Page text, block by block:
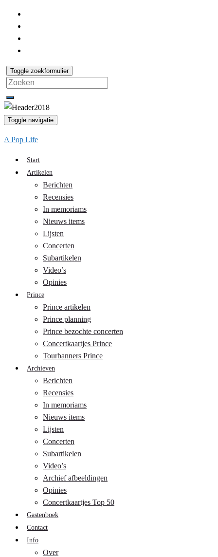
Toggle zoekformulier
Search
for:
Toggle navigatie
A Pop Life
Start
Artikelen
Berichten
Recensies
In memoriams
Nieuws items
Lijsten
Concerten
Subartikelen
Video’s
Opinies
Prince
Prince artikelen
Prince planning
Prince bezochte concerten
Concertkaartjes Prince
Tourbanners Prince
Archieven
Berichten
Recensies
In memoriams
Nieuws items
Lijsten
Concerten
Subartikelen
Video’s
Archief afbeeldingen
Opinies
Concertkaartjes Top 50
Gastenboek
Contact
Info
Over